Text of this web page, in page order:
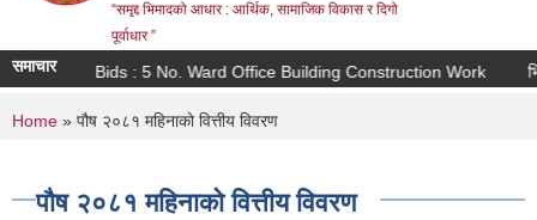
“समृद्द भिमादको आधार : आर्थिक, सामाजिक विकास र दिगो
पूर्वाधार ”
समाचार Invitation for Bids : 5 No. Ward Office Building Construction Work भिमाद
You are here
Home » पौष २०८१ महिनाको वित्तीय विवरण
पौष २०८१ महिनाको वित्तीय विवरण